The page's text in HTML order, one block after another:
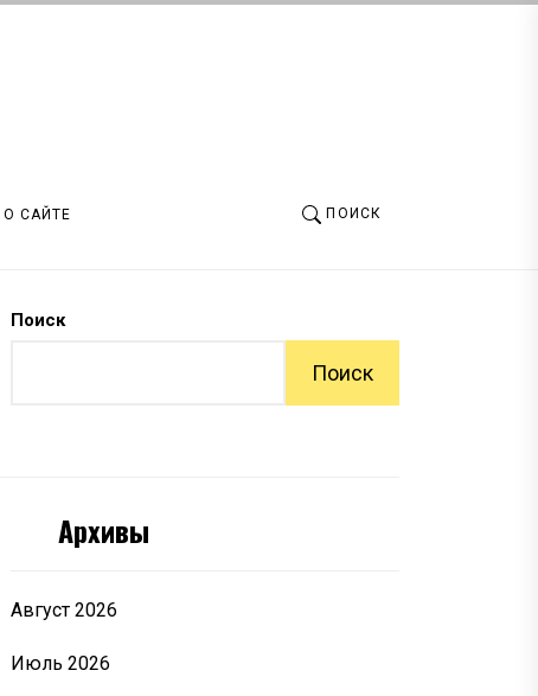
О САЙТЕ ПОИСК
Поиск
Поиск
Архивы
Август 2026
Июль 2026